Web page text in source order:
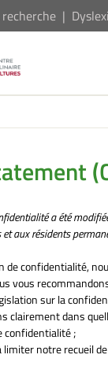
a été
aux résidents
de confidentialité,
vous
sur la
clairement dans
confidentialité ;
limiter notre recueil